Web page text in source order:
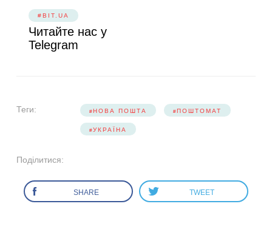
#BIT.UA
Читайте нас у
Telegram
Теги: НОВА ПОШТА ПОШТОМАТ
УКРАЇНА
Поділитися:
SHARE TWEET